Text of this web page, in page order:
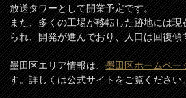
放送タワーとして開業予定です。
また、多くの工場が移転した跡地には
られ、開発が進んでおり、人口は回復傾
墨田区エリア情報は、墨田区ホームペー
す。詳しくは公式サイトをご覧ください